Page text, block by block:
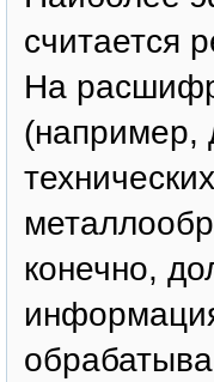
считается
На
(например,
конечно,